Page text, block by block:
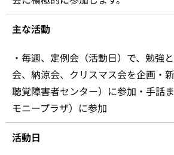
主な活動
・毎週、定例会（活動日）で、勉強
会、納涼会、クリスマス会を企画・
聴覚障害者センター）に参加・手話
モニープラザ）に参加
活動日